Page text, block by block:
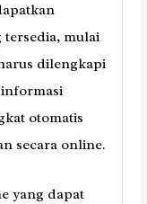
mulai
dilengkapi
otomatis
secara online.
yang dapat